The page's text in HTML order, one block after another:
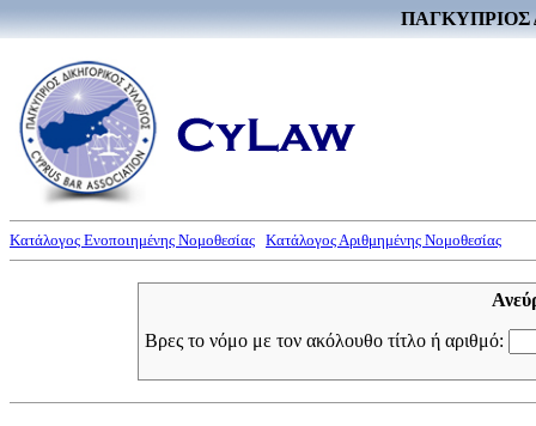
ΠΑΓΚΥΠΡΙΟΣ
Κατάλογος Ενοποιημένης Νομοθεσίας Κατάλογος Αριθμημένης Νομοθεσίας
Βρες το νόμο με τον ακόλουθο τίτλο ή αριθμό: